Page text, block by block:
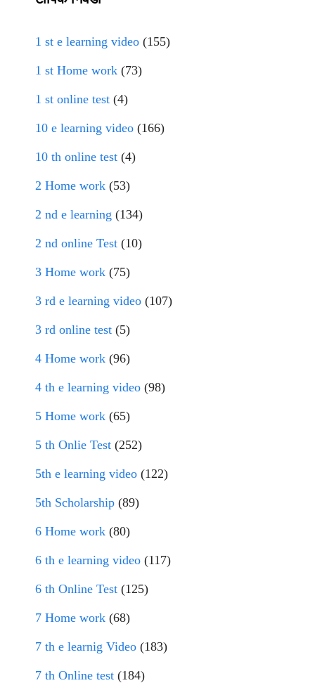
1 st e learning video (155)
1 st Home work (73)
1 st online test (4)
10 e learning video (166)
10 th online test (4)
2 Home work (53)
2 nd e learning (134)
2 nd online Test (10)
3 Home work (75)
3 rd e learning video (107)
3 rd online test (5)
4 Home work (96)
4 th e learning video (98)
5 Home work (65)
5 th Onlie Test (252)
5th e learning video (122)
5th Scholarship (89)
6 Home work (80)
6 th e learning video (117)
6 th Online Test (125)
7 Home work (68)
7 th e learnig Video (183)
7 th Online test (184)